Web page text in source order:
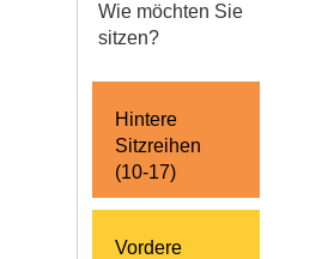
Wie möchten Sie
sitzen?
Hintere
Sitzreihen
(10-17)
Vordere